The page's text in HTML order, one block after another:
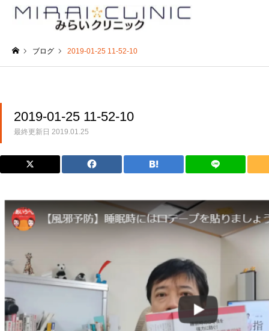
ブログ 2019-01-25 11-52-10
2019-01-25 11-52-10
最終更新日 2019.01.25